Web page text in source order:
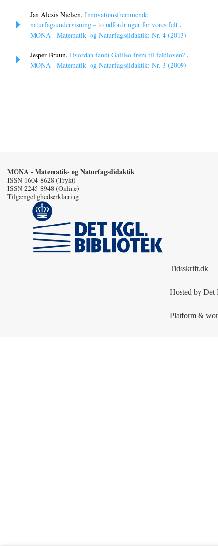
Jan Alexis Nielsen, Innovationsfremmende
naturfagsundervisning – to udfordringer for vores felt ,
MONA - Matematik- og Naturfagsdidaktik: Nr. 4 (2013)
Jesper Bruun, Hvordan fandt Galileo frem til faldloven? ,
MONA - Matematik- og Naturfagsdidaktik: Nr. 3 (2009)
MONA - Matematik- og Naturfagsdidaktik
ISSN 1604-8628 (Trykt)
ISSN 2245-8948 (Online)
Tilgængelighedserklæring